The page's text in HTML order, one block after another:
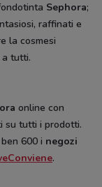
Sephora;
raffinati e
la cosmesi
tutti.
online con
su tutti i prodotti.
600 i negozi
.